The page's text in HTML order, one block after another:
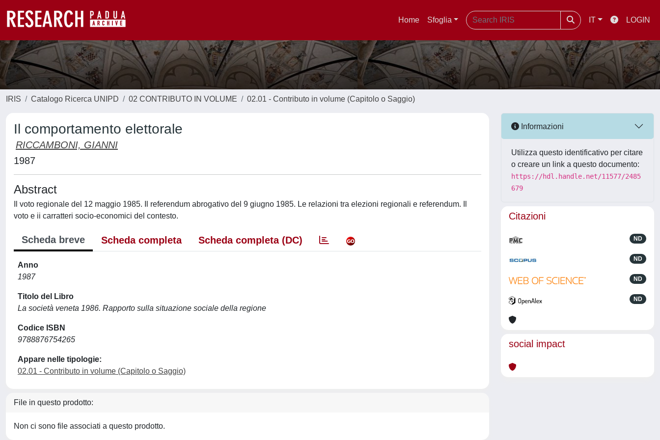
Home Sfoglia IT LOGIN
IRIS Catalogo Ricerca UNIPD 02 CONTRIBUTO IN VOLUME 02.01 - Contributo in volume (Capitolo o Saggio)
Il comportamento elettorale
RICCAMBONI, GIANNI
1987
Abstract
Il voto regionale del 12 maggio 1985. Il referendum abrogativo del 9 giugno 1985. Le relazioni tra elezioni regionali e referendum. Il
voto e ii carratteri socio-economici del contesto.
Scheda breve Scheda completa Scheda completa (DC)
Anno
1987
Titolo del Libro
La società veneta 1986. Rapporto sulla situazione sociale della regione
Codice ISBN
9788876754265
Appare nelle tipologie:
02.01 - Contributo in volume (Capitolo o Saggio)
File in questo prodotto:
Non ci sono file associati a questo prodotto.
Informazioni
Utilizza questo identificativo per citare
o creare un link a questo documento:
https://hdl.handle.net/11577/2485
679
Citazioni
ND
ND
ND
ND
social impact